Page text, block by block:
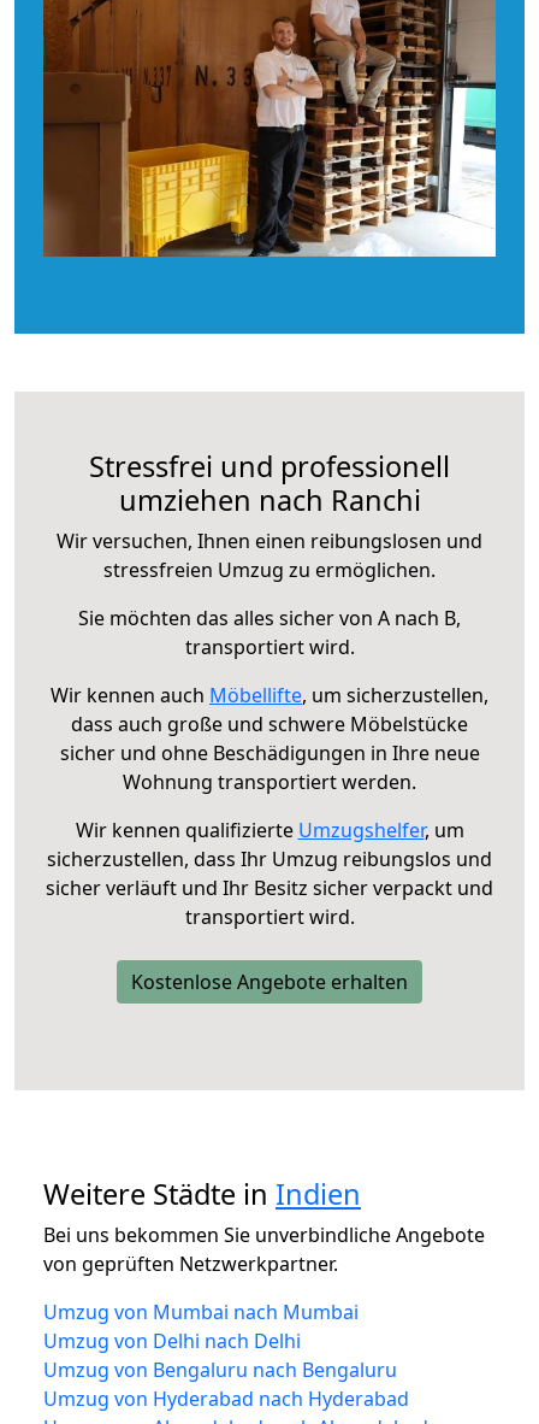
Stressfrei und professionell
umziehen nach Ranchi
Wir versuchen, Ihnen einen reibungslosen und
stressfreien Umzug zu ermöglichen.
Sie möchten das alles sicher von A nach B,
transportiert wird.
Wir kennen auch Möbellifte, um sicherzustellen,
dass auch große und schwere Möbelstücke
sicher und ohne Beschädigungen in Ihre neue
Wohnung transportiert werden.
Wir kennen qualifizierte Umzugshelfer, um
sicherzustellen, dass Ihr Umzug reibungslos und
sicher verläuft und Ihr Besitz sicher verpackt und
transportiert wird.
Kostenlose Angebote erhalten
Weitere Städte in Indien
Bei uns bekommen Sie unverbindliche Angebote
von geprüften Netzwerkpartner.
Umzug von Mumbai nach Mumbai
Umzug von Delhi nach Delhi
Umzug von Bengaluru nach Bengaluru
Umzug von Hyderabad nach Hyderabad